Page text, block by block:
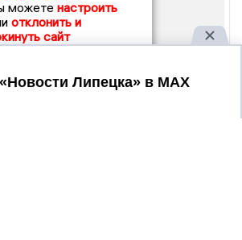
можете настроить
отклонить и
сайт
Принять